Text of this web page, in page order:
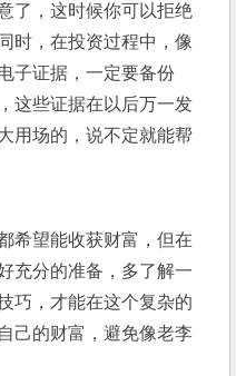
了，这时候你可以拒绝
时，在投资过程中，像
子证据，一定要备份
这些证据在以后万一发
用场的，说不定就能帮
希望能收获财富，但在
充分的准备，多了解一
巧，才能在这个复杂的
己的财富，避免像老李